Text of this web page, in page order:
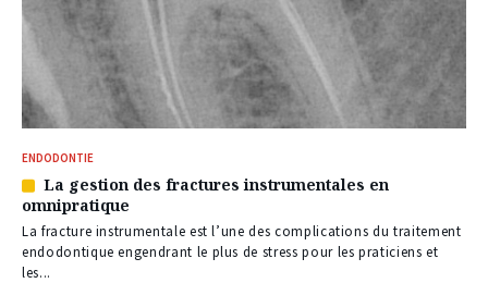
ENDODONTIE
Article
réservé
à
nos
abonnés
La gestion des fractures instrumentales en
omnipratique
La fracture instrumentale est l’une des complications du traitement
endodontique engendrant le plus de stress pour les praticiens et
les...